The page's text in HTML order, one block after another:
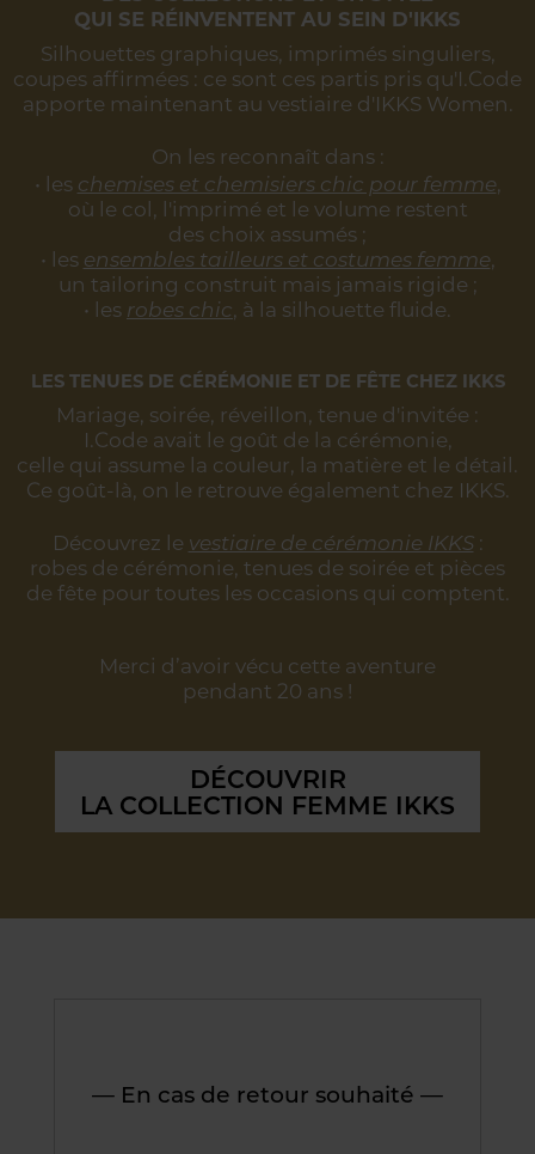
QUI SE RÉINVENTENT AU SEIN D'IKKS
Silhouettes graphiques, imprimés singuliers,
coupes affirmées : ce sont ces partis pris qu'I.Code
apporte maintenant au vestiaire d'IKKS Women.
On les reconnaît dans :
• les chemises et chemisiers chic pour femme,
où le col, l'imprimé et le volume restent
des choix assumés ;
• les ensembles tailleurs et costumes femme,
un tailoring construit mais jamais rigide ;
• les robes chic, à la silhouette fluide.
LES TENUES DE CÉRÉMONIE ET DE FÊTE CHEZ IKKS
Mariage, soirée, réveillon, tenue d'invitée :
I.Code avait le goût de la cérémonie,
celle qui assume la couleur, la matière et le détail.
Ce goût-là, on le retrouve également chez IKKS.
Découvrez le vestiaire de cérémonie IKKS:
robes de cérémonie, tenues de soirée et pièces
de fête pour toutes les occasions qui comptent.
Merci d’avoir vécu cette aventure
pendant 20 ans !
DÉCOUVRIR
LA COLLECTION FEMME IKKS
— En cas de retour souhaité —